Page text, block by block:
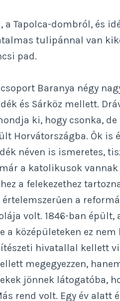
a Tapolca-dombról, és
tulipánnal van
pad.
Baranya négy
és Sárköz mellett.
ki, hogy csonka,
Horvátországba. Ők is
néven is ismeretes,
a katolikusok
a felekezethez
értelemszerűen a
volt. 1846-ban épült,
a középületeken ez nem
hivatallal kellett
megegyezzen,
jönnek látogatóba,
rend volt. Egy év alatt